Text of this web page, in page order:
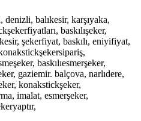
balıkesir, karşıyaka,
baskılışeker,
şekerfiyat, baskılı, eniyifiyat,
baskılıesmerşeker,
gaziemir. balçova, narlıdere,
konakstickşeker,
imalat, esmerşeker,